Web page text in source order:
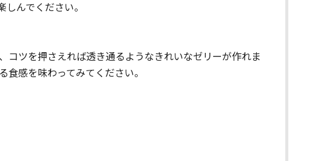
んでください。
ツを押さえれば透き通るようなきれいなゼリーが作れま
感を味わってみてください。